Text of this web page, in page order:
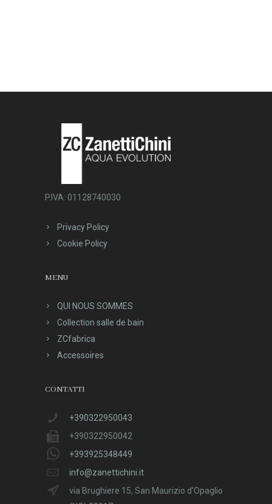
P.IVA: 01128740030
Privacy Policy
Cookie Policy
MENU
QUI NOUS SOMMES
Collection salle de bain
ZCfabrica
Accessoires
CONTATTI
+390322950043
+390322950042
+393925348449
info@zanettichini.it
via Brughiere 15, San Maurizio d'Opaglio